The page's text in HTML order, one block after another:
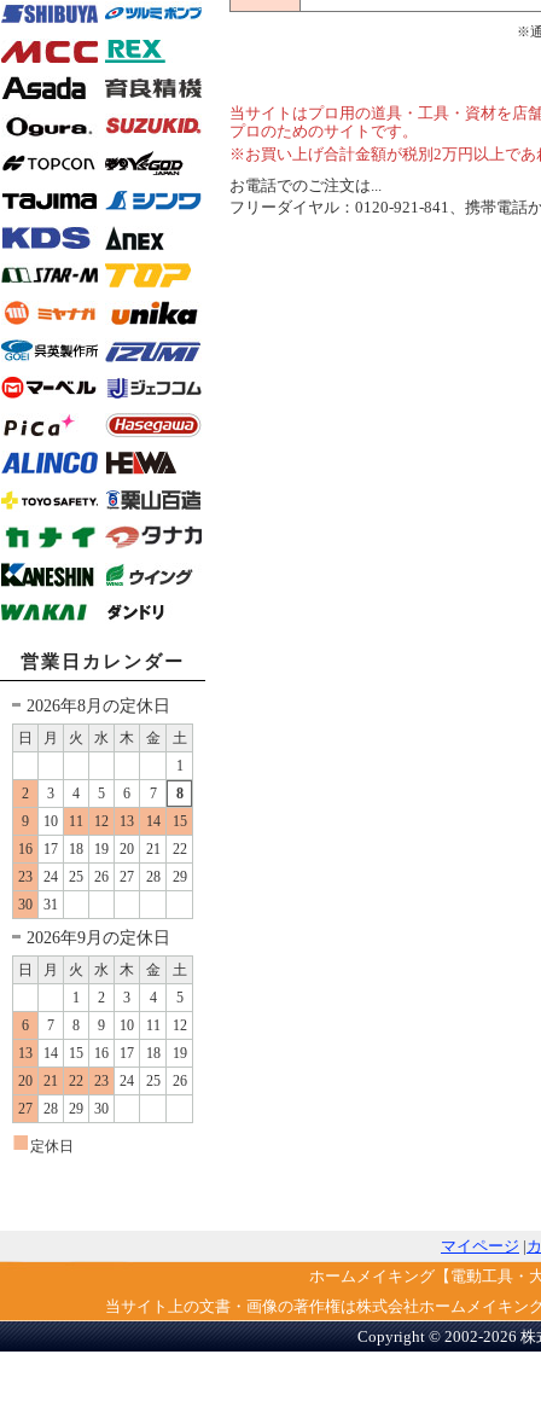
営業日カレンダー
2026年8月の定休日
日 月 火 水 木 金
土
1
2
3 4 5 6 7
8
9
10 11 12 13 14
15
16
17 18 19 20 21
22
23
24 25 26 27 28
29
30
31
2026年9月の定休日
日 月 火 水 木 金
土
1
2 3 4
5
6
7 8 9 10 11
12
13
14 15 16 17 18
19
20
21 22 23 24 25
26
27
28 29 30
■ 定休日
※
当サイトはプロ用の道具・工具・資材を店
プロのためのサイトです。
※お買い上げ合計金額が税別2万円以上で
お電話でのご注文は...
フリーダイヤル：0120-921-841、携帯電
マイページ |
ホームメイキング【電動工具・
当サイト上の文書・画像の著作権は株式会社ホームメイキ
Copyright © 2002-2026